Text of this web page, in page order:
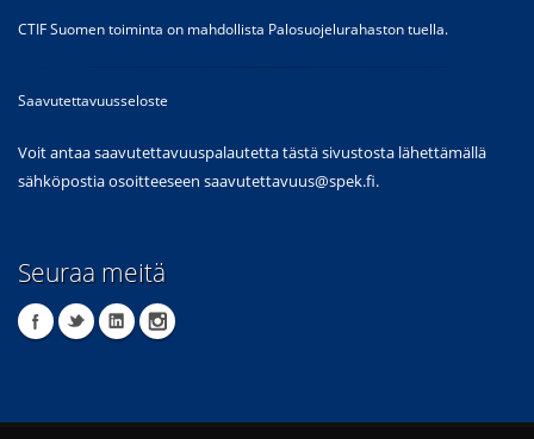
CTIF Suomen toiminta on mahdollista Palosuojelurahaston tuella.
Saavutettavuusseloste
Voit antaa saavutettavuuspalautetta tästä sivustosta lähettämällä
sähköpostia osoitteeseen saavutettavuus@spek.fi.
Seuraa meitä